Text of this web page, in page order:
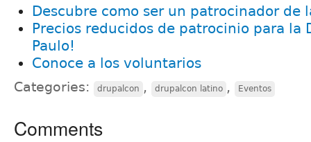
Descubre como ser un patrocinador de
Precios reducidos de patrocinio para la
Paulo!
Conoce a los voluntarios
Categories: drupalcon , drupalcon latino , Eventos
Comments